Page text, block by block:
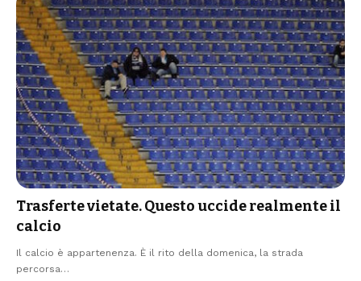
Trasferte vietate. Questo uccide realmente il
calcio
Il calcio è appartenenza. È il rito della domenica, la strada
percorsa…